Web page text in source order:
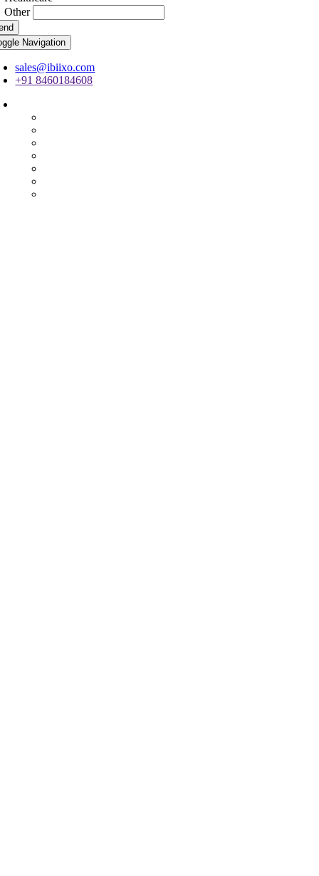
Other
Navigation
sales@ibiixo.com
+91 8460184608